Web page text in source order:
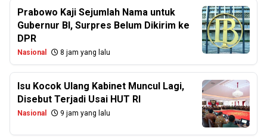
Prabowo Kaji Sejumlah Nama untuk
Gubernur BI, Surpres Belum Dikirim ke
DPR
Nasional 8 jam yang lalu
Isu Kocok Ulang Kabinet Muncul Lagi,
Disebut Terjadi Usai HUT RI
Nasional 9 jam yang lalu